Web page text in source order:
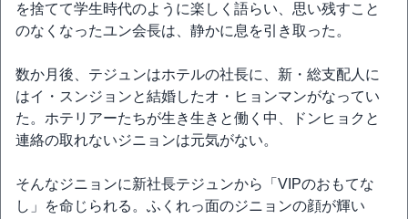
を捨てて学生時代のように楽しく語らい、思い残すこと
のなくなったユン会長は、静かに息を引き取った。
数か月後、テジュンはホテルの社長に、新・総支配人に
はイ・スンジョンと結婚したオ・ヒョンマンがなってい
た。ホテリアーたちが生き生きと働く中、ドンヒョクと
連絡の取れないジニョンは元気がない。
そんなジニョンに新社長テジュンから「VIPのおもてな
し」を命じられる。ふくれっ面のジニョンの顔が輝い